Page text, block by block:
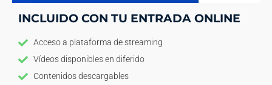
INCLUIDO CON TU ENTRADA ONLINE
Acceso a plataforma de streaming
Vídeos disponibles en diferido
Contenidos descargables